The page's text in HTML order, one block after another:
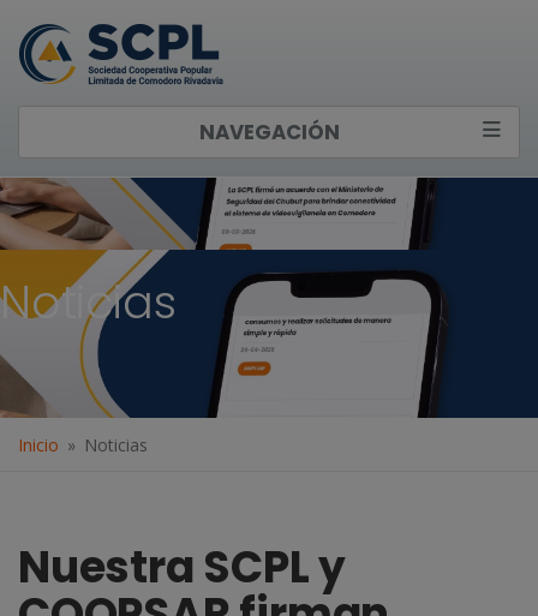
NAVEGACIÓN
Noticias
Inicio Noticias
Nuestra SCPL y